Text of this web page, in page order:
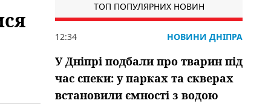
ТОП ПОПУЛЯРНИХ НОВИН
12:34 НОВИНИ ДНІПРА
У Дніпрі подбали про тварин під
час спеки: у парках та скверах
встановили ємності з водою